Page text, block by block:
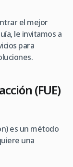
el mejor
le invitamos a
para
(FUE)
es un método
una